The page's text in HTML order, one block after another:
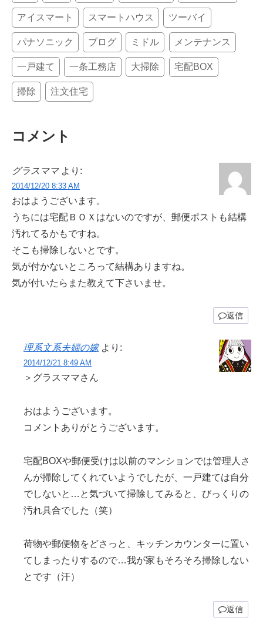
アイスマート スマートハウス ツーバイ
パナソニック ブログ ミドル メンテナンス
一戸建て 一条工務店 大掃除 宅配BOX
掃除 注文住宅
コメント
グラスママ より:
2014/12/20 8:33 AM
おはようございます。
うちには宅配ＢＯＸはないのですが、郵便ポストも結構
汚れてるかもですね。
そこも掃除しないとです。
気が付かないところって結構ありますね。
気が付いたらまた教えて下さいませ。
返信
理系文系夫婦の嫁 より:
2014/12/21 8:49 AM
＞グラスママさん
おはようございます。
コメントありがとうございます。
宅配BOXや郵便受けは以前のマンションでは管理人さ
んが掃除してくれていようでしたが、一戸建ては自分
でしないと…と気づいて掃除してみると、びっくりの
汚れ具合でした（笑）
荷物や郵便物をどさっと、キッチンカウンターに置い
てしまったりするので…我が家もそろそろ掃除しない
とです（汗）
返信